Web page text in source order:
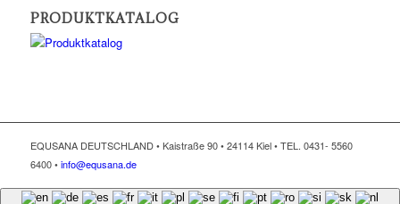
PRODUKTKATALOG
EQUSANA DEUTSCHLAND • Kaistraße 90 • 24114 Kiel • TEL. 0431- 5560
6400 •info@equsana.de